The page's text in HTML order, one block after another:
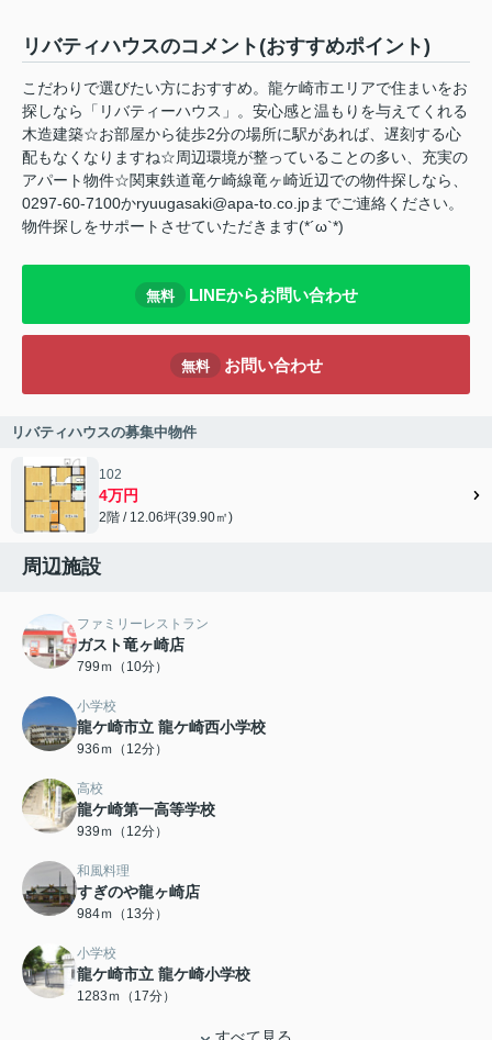
リバティハウスのコメント(おすすめポイント)
こだわりで選びたい方におすすめ。龍ケ崎市エリアで住まいをお
探しなら「リバティーハウス」。安心感と温もりを与えてくれる
木造建築☆お部屋から徒歩2分の場所に駅があれば、遅刻する心
配もなくなりますね☆周辺環境が整っていることの多い、充実の
アパート物件☆関東鉄道竜ケ崎線竜ヶ崎近辺での物件探しなら、
0297-60-7100かryuugasaki@apa-to.co.jpまでご連絡ください。
物件探しをサポートさせていただきます(*´ω`*)
無料 LINEからお問い合わせ
無料 お問い合わせ
リバティハウスの募集中物件
102
4万円
2階 / 12.06坪(39.90㎡)
周辺施設
ファミリーレストラン
ガスト竜ヶ崎店
799ｍ（10分）
小学校
龍ケ崎市立 龍ケ崎西小学校
936ｍ（12分）
高校
龍ケ崎第一高等学校
939ｍ（12分）
和風料理
すぎのや龍ヶ崎店
984ｍ（13分）
小学校
龍ケ崎市立 龍ケ崎小学校
1283ｍ（17分）